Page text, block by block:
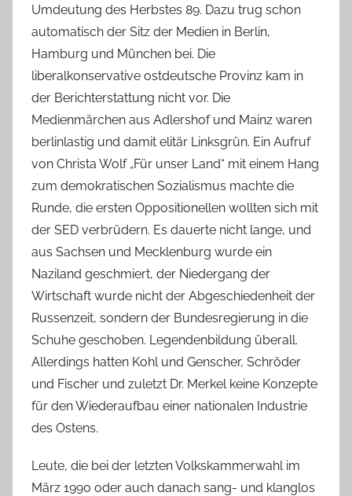
Umdeutung des Herbstes 89. Dazu trug schon
automatisch der Sitz der Medien in Berlin,
Hamburg und München bei. Die
liberalkonservative ostdeutsche Provinz kam in
der Berichterstattung nicht vor. Die
Medienmärchen aus Adlershof und Mainz waren
berlinlastig und damit elitär Linksgrün. Ein Aufruf
von Christa Wolf „Für unser Land“ mit einem Hang
zum demokratischen Sozialismus machte die
Runde, die ersten Oppositionellen wollten sich mit
der SED verbrüdern. Es dauerte nicht lange, und
aus Sachsen und Mecklenburg wurde ein
Naziland geschmiert, der Niedergang der
Wirtschaft wurde nicht der Abgeschiedenheit der
Russenzeit, sondern der Bundesregierung in die
Schuhe geschoben. Legendenbildung überall.
Allerdings hatten Kohl und Genscher, Schröder
und Fischer und zuletzt Dr. Merkel keine Konzepte
für den Wiederaufbau einer nationalen Industrie
des Ostens.
Leute, die bei der letzten Volkskammerwahl im
März 1990 oder auch danach sang- und klanglos